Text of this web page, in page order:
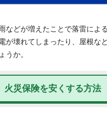
などが増えたことで落雷によ
が壊れてしまったり、屋根な
うか。
火災保険を安くする方法